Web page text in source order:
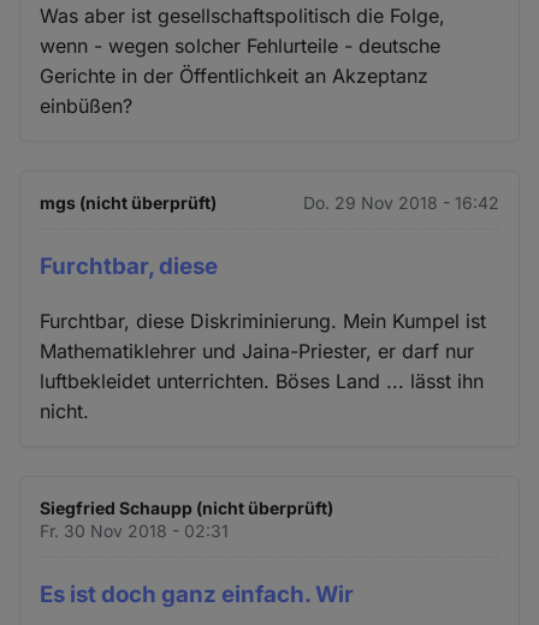
Was aber ist gesellschaftspolitisch die Folge,
wenn - wegen solcher Fehlurteile - deutsche
Gerichte in der Öffentlichkeit an Akzeptanz
einbüßen?
mgs (nicht überprüft) Do. 29 Nov 2018 - 16:42
Furchtbar, diese
Furchtbar, diese Diskriminierung. Mein Kumpel ist
Mathematiklehrer und Jaina-Priester, er darf nur
luftbekleidet unterrichten. Böses Land ... lässt ihn
nicht.
Siegfried Schaupp (nicht überprüft)
Fr. 30 Nov 2018 - 02:31
Es ist doch ganz einfach. Wir